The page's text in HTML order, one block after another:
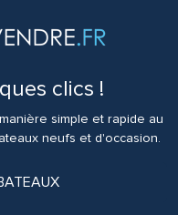
clics !
simple et rapide au
neufs et d'occasion.